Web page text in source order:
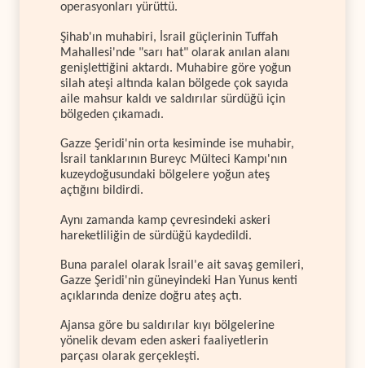
operasyonları yürüttü.
Şihab'ın muhabiri, İsrail güçlerinin Tuffah
Mahallesi'nde "sarı hat" olarak anılan alanı
genişlettiğini aktardı. Muhabire göre yoğun
silah ateşi altında kalan bölgede çok sayıda
aile mahsur kaldı ve saldırılar sürdüğü için
bölgeden çıkamadı.
Gazze Şeridi'nin orta kesiminde ise muhabir,
İsrail tanklarının Bureyc Mülteci Kampı'nın
kuzeydoğusundaki bölgelere yoğun ateş
açtığını bildirdi.
Aynı zamanda kamp çevresindeki askeri
hareketliliğin de sürdüğü kaydedildi.
Buna paralel olarak İsrail'e ait savaş gemileri,
Gazze Şeridi'nin güneyindeki Han Yunus kenti
açıklarında denize doğru ateş açtı.
Ajansa göre bu saldırılar kıyı bölgelerine
yönelik devam eden askeri faaliyetlerin
parçası olarak gerçekleşti.